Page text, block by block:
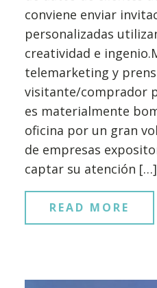
conviene enviar
personalizadas
creatividad e
telemarketing y
visitante/comprador
es materialmente
oficina por un gran
de empresas
captar su atención […]
READ MORE